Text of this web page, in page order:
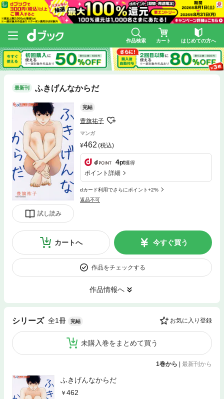
作品検索 カート はじめての方へ
最新刊 ふきげんなからだ
試し読み
完結
豊旗祐子
マンガ
462 (税込)
4pt獲得
ポイント詳細
dカード利用でさらにポイント+2%
返品不可
カートへ 今すぐ買う
作品をチェックする
作品情報へ
シリーズ 全1冊 完結 お気に入り登録
未購入巻をまとめて買う
1巻から 最新刊から
ふきげんなからだ
462